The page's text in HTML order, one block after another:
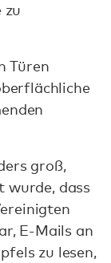
zu
Türen
groß,
wurde, dass
E-Mails an
zu lesen,